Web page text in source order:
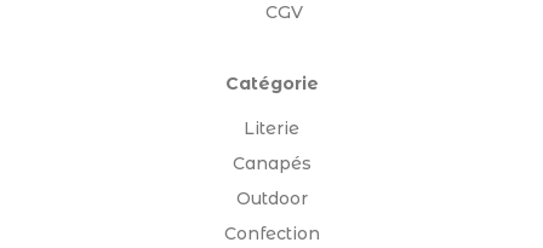
CGV
Catégorie
Literie
Canapés
Outdoor
Confection